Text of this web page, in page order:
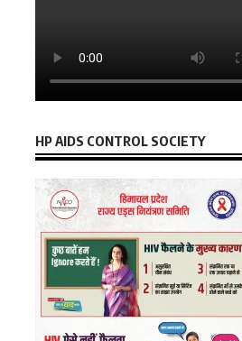
HP AIDS CONTROL SOCIETY